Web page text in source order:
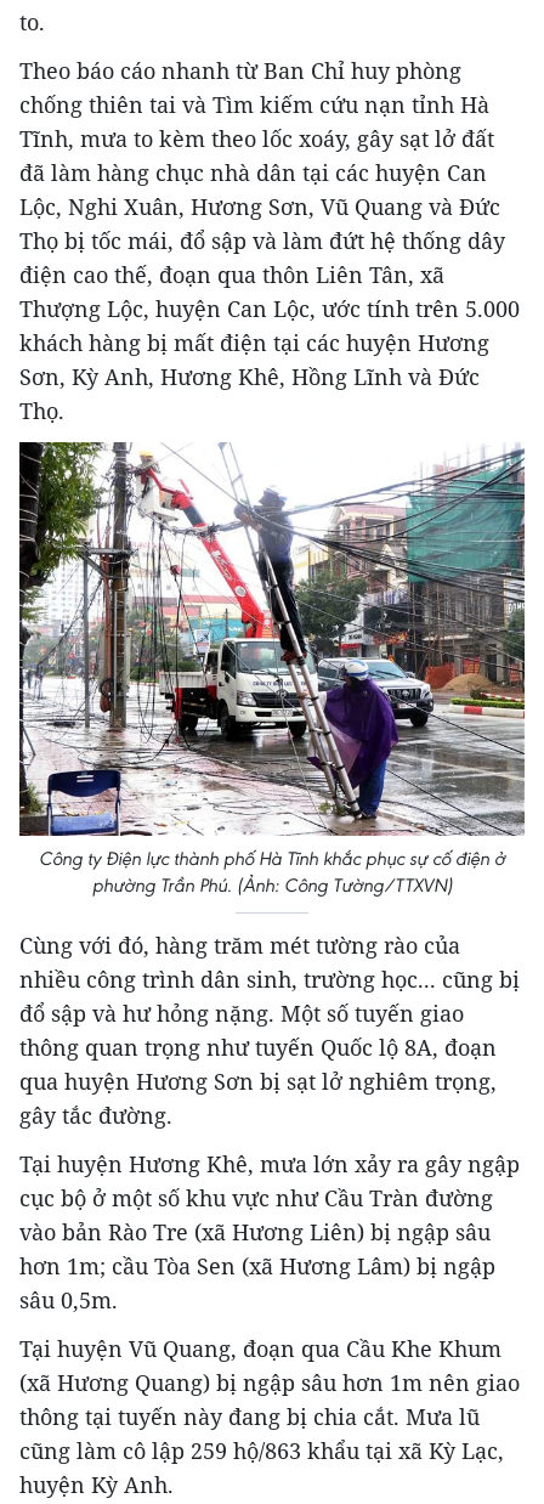
to.
Theo báo cáo nhanh từ Ban Chỉ huy phòng
chống thiên tai và Tìm kiếm cứu nạn tỉnh Hà
Tĩnh, mưa to kèm theo lốc xoáy, gây sạt lở đất
đã làm hàng chục nhà dân tại các huyện Can
Lộc, Nghi Xuân, Hương Sơn, Vũ Quang và Đức
Thọ bị tốc mái, đổ sập và làm đứt hệ thống dây
điện cao thế, đoạn qua thôn Liên Tân, xã
Thượng Lộc, huyện Can Lộc, ước tính trên 5.000
khách hàng bị mất điện tại các huyện Hương
Sơn, Kỳ Anh, Hương Khê, Hồng Lĩnh và Đức
Thọ.
Công ty Điện lực thành phố Hà Tĩnh khắc phục sự cố điện ở
phường Trần Phú. (Ảnh: Công Tường/TTXVN)
Cùng với đó, hàng trăm mét tường rào của
nhiều công trình dân sinh, trường học... cũng bị
đổ sập và hư hỏng nặng. Một số tuyến giao
thông quan trọng như tuyến Quốc lộ 8A, đoạn
qua huyện Hương Sơn bị sạt lở nghiêm trọng,
gây tắc đường.
Tại huyện Hương Khê, mưa lớn xảy ra gây ngập
cục bộ ở một số khu vực như Cầu Tràn đường
vào bản Rào Tre (xã Hương Liên) bị ngập sâu
hơn 1m; cầu Tòa Sen (xã Hương Lâm) bị ngập
sâu 0,5m.
Tại huyện Vũ Quang, đoạn qua Cầu Khe Khum
(xã Hương Quang) bị ngập sâu hơn 1m nên giao
thông tại tuyến này đang bị chia cắt. Mưa lũ
cũng làm cô lập 259 hộ/863 khẩu tại xã Kỳ Lạc,
huyện Kỳ Anh.